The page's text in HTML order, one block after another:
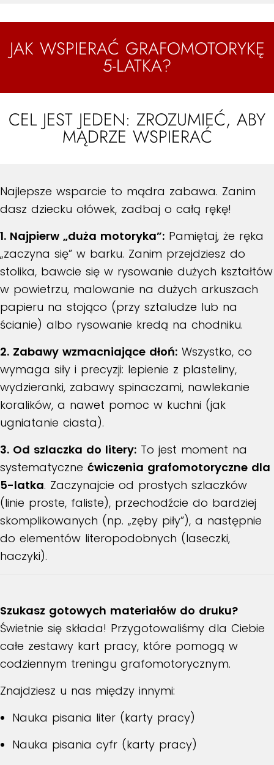
JAK WSPIERAĆ GRAFOMOTORYKĘ
5-LATKA?
CEL JEST JEDEN: ZROZUMIEĆ, ABY
MĄDRZE WSPIERAĆ
Najlepsze wsparcie to mądra zabawa. Zanim
dasz dziecku ołówek, zadbaj o całą rękę!
1. Najpierw „duża motoryka”: Pamiętaj, że ręka
„zaczyna się” w barku. Zanim przejdziesz do
stolika, bawcie się w rysowanie dużych kształtów
w powietrzu, malowanie na dużych arkuszach
papieru na stojąco (przy sztaludze lub na
ścianie) albo rysowanie kredą na chodniku.
2. Zabawy wzmacniające dłoń: Wszystko, co
wymaga siły i precyzji: lepienie z plasteliny,
wydzieranki, zabawy spinaczami, nawlekanie
koralików, a nawet pomoc w kuchni (jak
ugniatanie ciasta).
3. Od szlaczka do litery: To jest moment na
systematyczne ćwiczenia grafomotoryczne dla
5-latka. Zaczynajcie od prostych szlaczków
(linie proste, faliste), przechodźcie do bardziej
skomplikowanych (np. „zęby piły”), a następnie
do elementów literopodobnych (laseczki,
haczyki).
Szukasz gotowych materiałów do druku?
Świetnie się składa! Przygotowaliśmy dla Ciebie
całe zestawy kart pracy, które pomogą w
codziennym treningu grafomotorycznym.
Znajdziesz u nas między innymi:
Nauka pisania liter (karty pracy)
Nauka pisania cyfr (karty pracy)